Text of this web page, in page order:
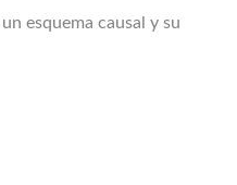
esquema causal y su